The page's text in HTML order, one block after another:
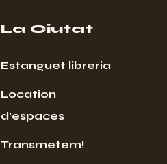
La Ciutat
Estanguet libreria
Location
d’espaces
Transmetem!